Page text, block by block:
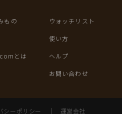
もの
とは
ウォッチリスト
使い方
ヘルプ
お問い合わせ
シーポリシー ｜ 運営会社